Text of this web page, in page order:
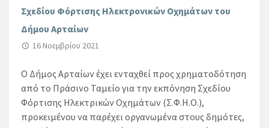
Σχεδίου Φόρτισης Ηλεκτρονικών Οχημάτων του
Δήμου Αρταίων
16 Νοεμβρίου 2021
Ο Δήμος Αρταίων έχει ενταχθεί προς χρηματοδότηση
από το Πράσινο Ταμείο για την εκπόνηση Σχεδίου
Φόρτισης Ηλεκτρικών Οχημάτων (Σ.Φ.Η.Ο.),
προκειμένου να παρέχει οργανωμένα στους δημότες,